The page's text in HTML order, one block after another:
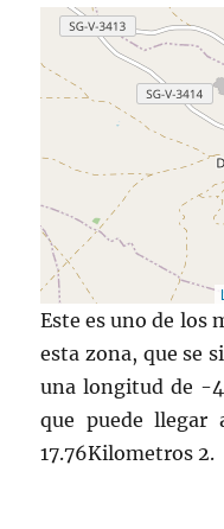
Este es uno de los
esta zona, que se
una longitud de -
que puede llegar
17.76Kilometros 2.